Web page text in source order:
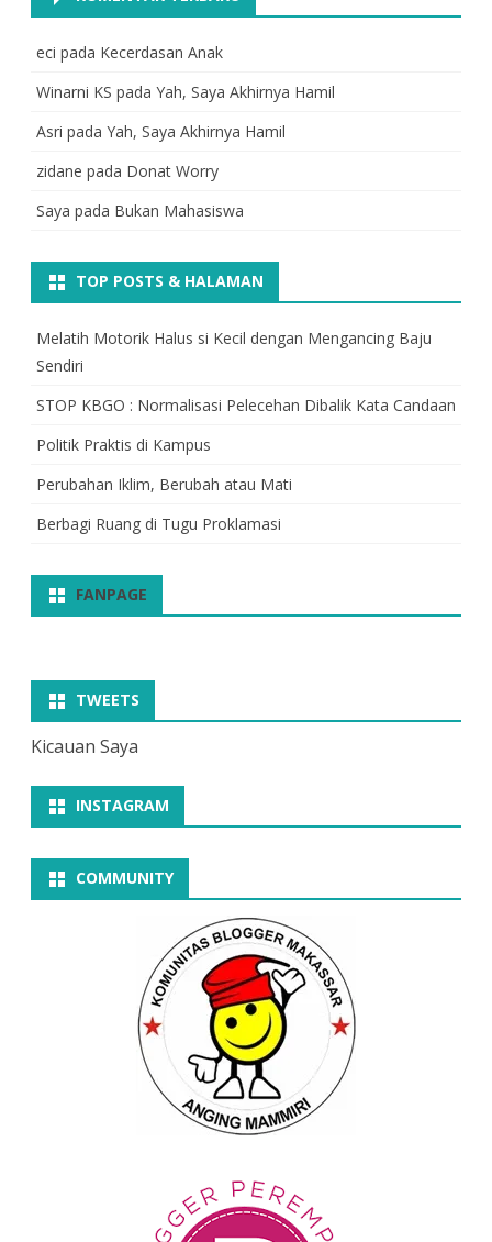
eci pada Kecerdasan Anak
Winarni KS pada Yah, Saya Akhirnya Hamil
Asri pada Yah, Saya Akhirnya Hamil
zidane pada Donat Worry
Saya pada Bukan Mahasiswa
TOP POSTS & HALAMAN
Melatih Motorik Halus si Kecil dengan Mengancing Baju
Sendiri
STOP KBGO : Normalisasi Pelecehan Dibalik Kata Candaan
Politik Praktis di Kampus
Perubahan Iklim, Berubah atau Mati
Berbagi Ruang di Tugu Proklamasi
FANPAGE
TWEETS
Kicauan Saya
INSTAGRAM
COMMUNITY